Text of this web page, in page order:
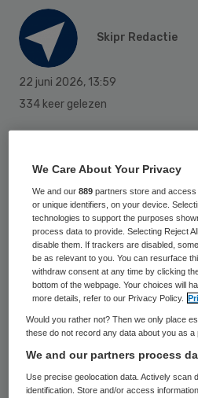
Skipr Redactie
22 juni 2026, 13:59
334 keer gelezen
medewerkers van het
Nijmegen is voorbij.
geworden na de
patiënt met het
woordvoerder van het
patiënt was een
Hondius, waar in april
De medewerkers gingen
quarantaine, omdat bij
We Care About Your Privacy
We and our889 partners store and
or unique identifiers, on your device.
technologies to support the purposes
process data to provide. Selecting Reject
disable them. If trackers are disabled,
be as relevant to you. You can resurface
withdraw consent at any time by clicking
bottom of the webpage. Your choices will
more details, refer to our Privacy Policy.
Would you rather not? Then we only place
these do not record any data about you as a
We and our partners process
Use precise geolocation data. Actively scan
identification. Store and/or access